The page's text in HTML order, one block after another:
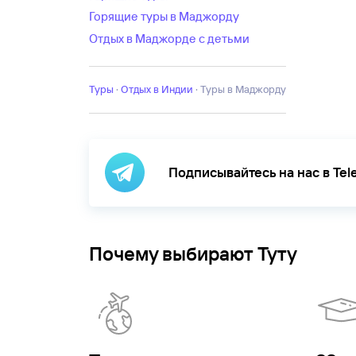
Горящие туры в Маджорду
Отдых в Маджорде с детьми
Туры · Отдых в Индии · Туры в Маджорду
Подписывайтесь на нас в
Почему выбирают Туту